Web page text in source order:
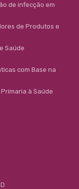
de infecção em
de Produtos e
Saúde
com Base na
à Saúde